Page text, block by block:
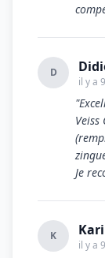
D
il y a
Je
K
il y a